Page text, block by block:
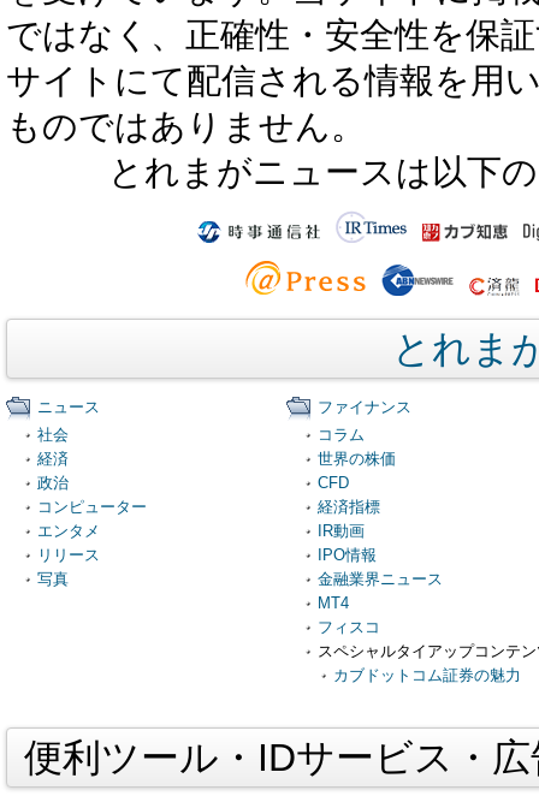
ではなく、正確性・安全性を保
サイトにて配信される情報を用
ものではありません。
とれまがニュースは以下
とれま
ニュース
社会
経済
政治
コンピューター
エンタメ
リリース
写真
ファイナンス
コラム
世界の株価
CFD
経済指標
IR動画
IPO情報
金融業界ニュース
MT4
フィスコ
スペシャルタイアップコンテ
カブドットコム証券の魅力
便利ツール・IDサービス・